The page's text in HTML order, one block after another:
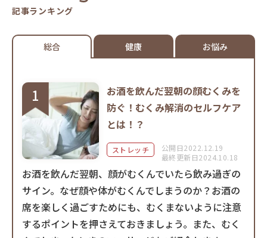
記事ランキング
総合 健康 お悩み
お酒を飲んだ翌朝の顔むくみを
防ぐ！むくみ解消のセルフケア
とは！？
ストレッチ
公開日2022.12.19
最終更新日2024.10.18
お酒を飲んだ翌朝、顔がむくんでいたら飲み過ぎの
サイン。なぜ顔や体がむくんでしまうのか？お酒の
席を楽しく過ごすためにも、むくまないように注意
するポイントを押さえておきましょう。また、むく